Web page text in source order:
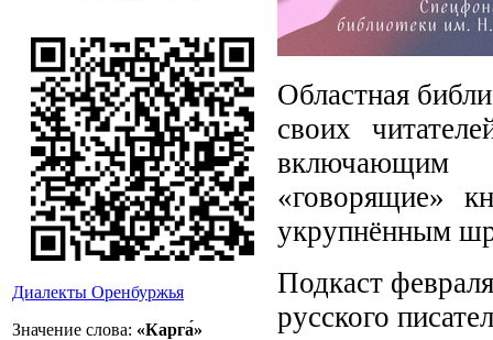
Диалекты Оренбуржья
Значение слова: «Карга́»
Областная
своих
включающим
«говорящие»
укрупнённым
Подкаст
русского